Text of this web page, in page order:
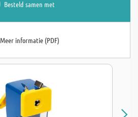
Besteld samen met
Meer informatie (PDF)